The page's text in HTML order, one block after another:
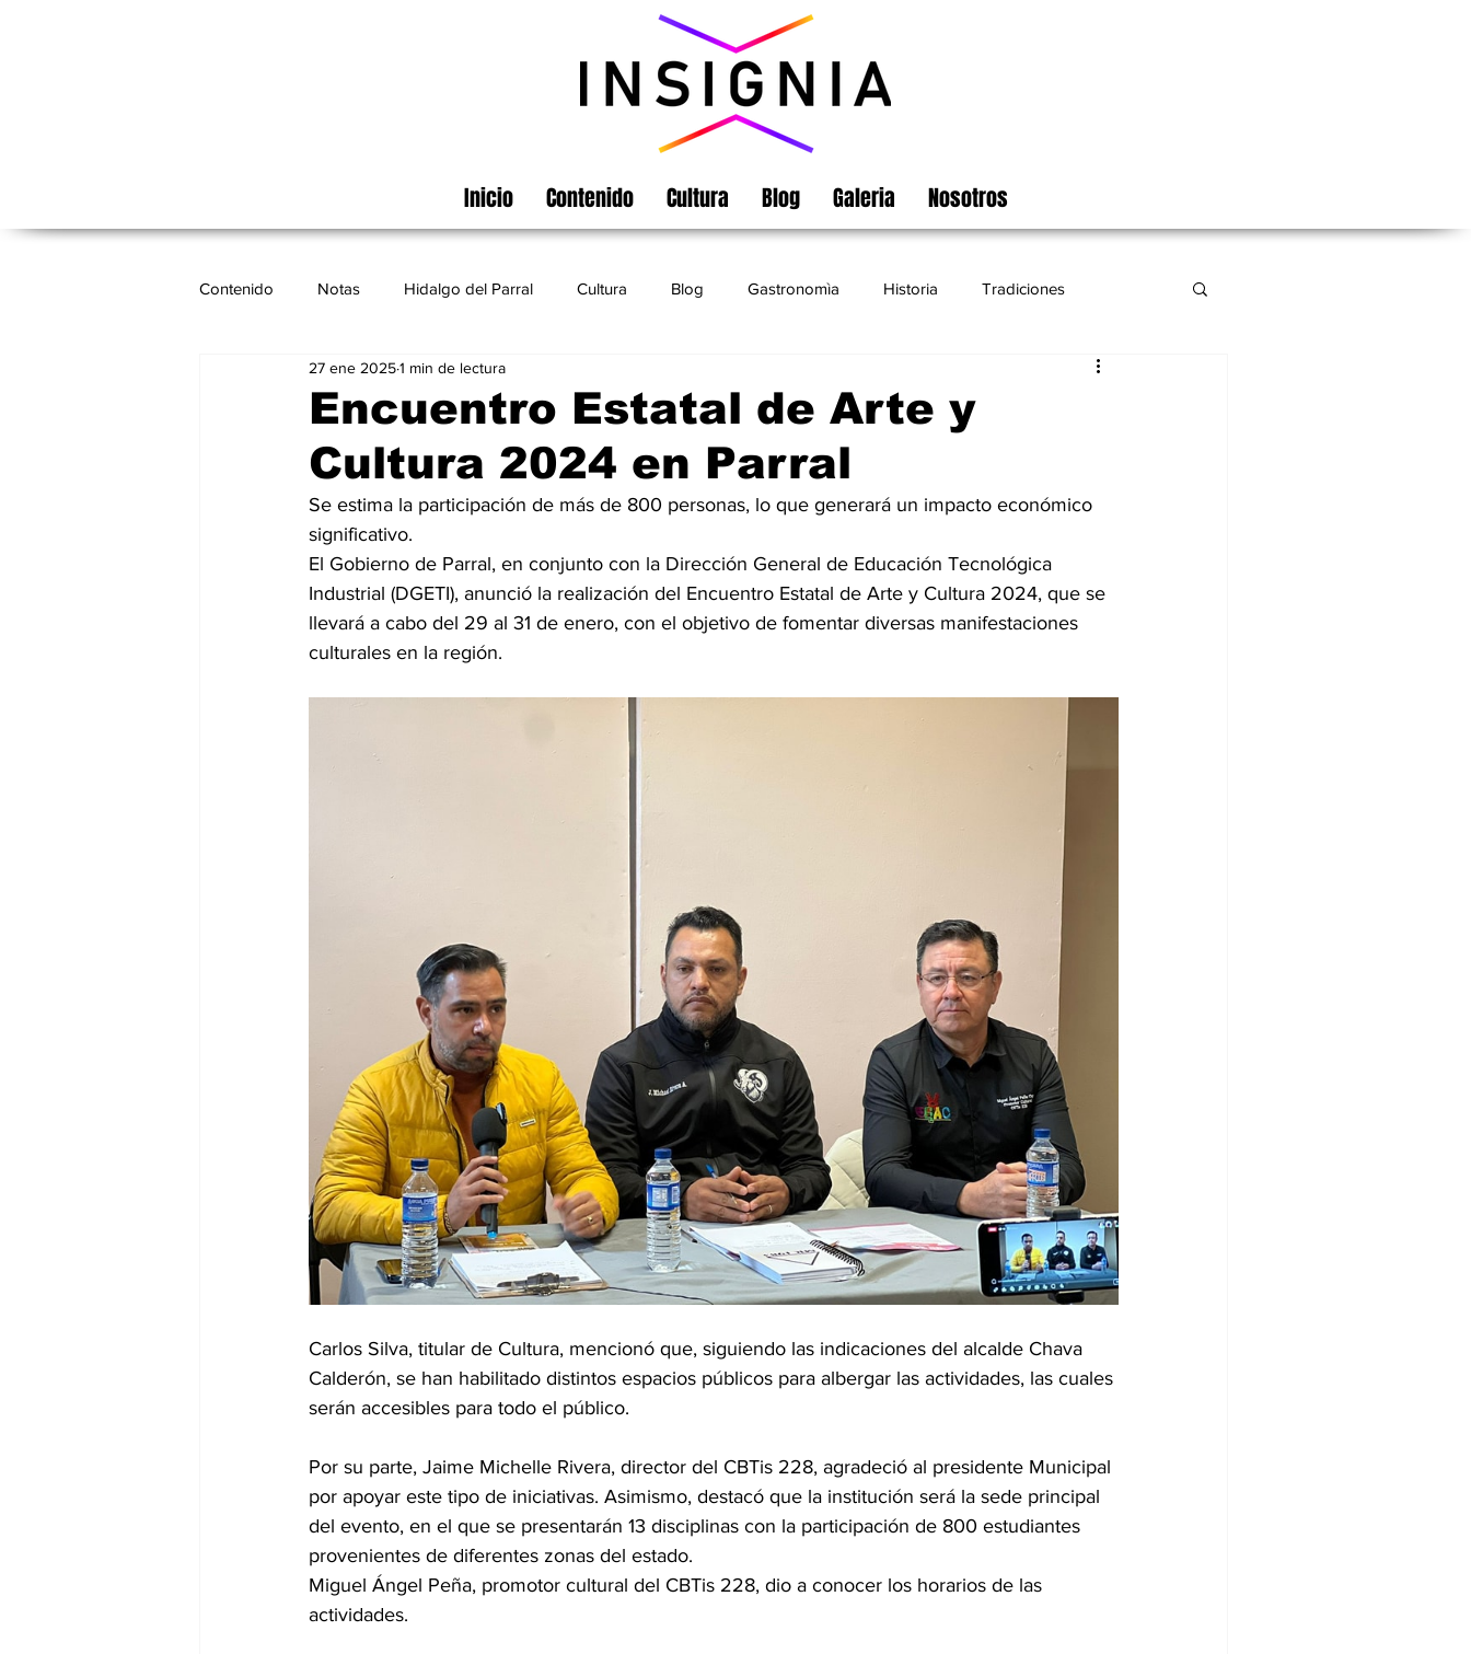
Inicio Contenido Cultura Blog Galeria Nosotros
Contenido Notas Hidalgo del Parral Cultura Blog Gastronomìa Historia Tradiciones
Cinematografía México Turismo
Encuentro Estatal de Arte y
Cultura 2024 en Parral
27 ene 20251 min de lectura
Se estima la participación de más de 800 personas, lo que generará un impacto económico
significativo.
El Gobierno de Parral, en conjunto con la Dirección General de Educación Tecnológica
Industrial (DGETI), anunció la realización del Encuentro Estatal de Arte y Cultura 2024, que se
llevará a cabo del 29 al 31 de enero, con el objetivo de fomentar diversas manifestaciones
culturales en la región.
Carlos Silva, titular de Cultura, mencionó que, siguiendo las indicaciones del alcalde Chava
Calderón, se han habilitado distintos espacios públicos para albergar las actividades, las cuales
serán accesibles para todo el público.
Por su parte, Jaime Michelle Rivera, director del CBTis 228, agradeció al presidente Municipal
por apoyar este tipo de iniciativas. Asimismo, destacó que la institución será la sede principal
del evento, en el que se presentarán 13 disciplinas con la participación de 800 estudiantes
provenientes de diferentes zonas del estado.
Miguel Ángel Peña, promotor cultural del CBTis 228, dio a conocer los horarios de las
actividades.